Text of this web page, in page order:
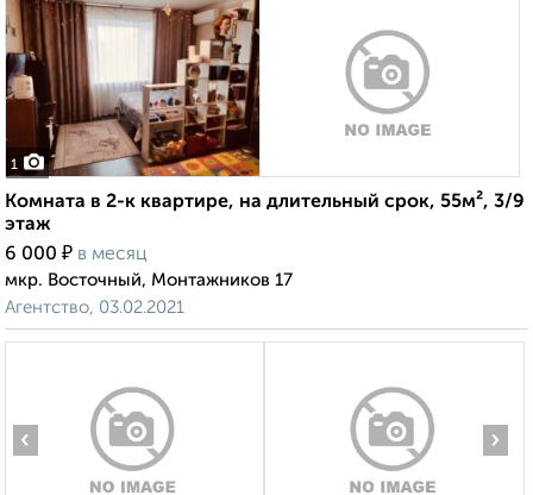
1
Комната в 2-к квартире, на длительный срок, 55м², 3/9
этаж
6 000 ₽ в месяц
мкр. Восточный, Монтажников 17
Агентство, 03.02.2021
‹ ›